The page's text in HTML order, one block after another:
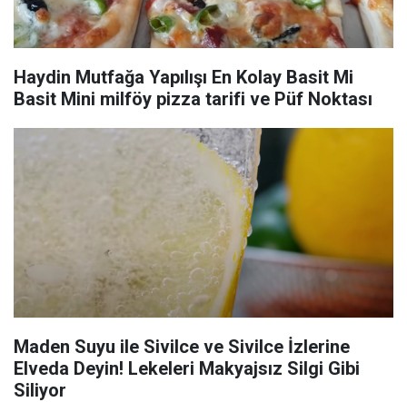
Haydin Mutfağa Yapılışı En Kolay Basit Mi
Basit Mini milföy pizza tarifi ve Püf Noktası
Maden Suyu ile Sivilce ve Sivilce İzlerine
Elveda Deyin! Lekeleri Makyajsız Silgi Gibi
Siliyor